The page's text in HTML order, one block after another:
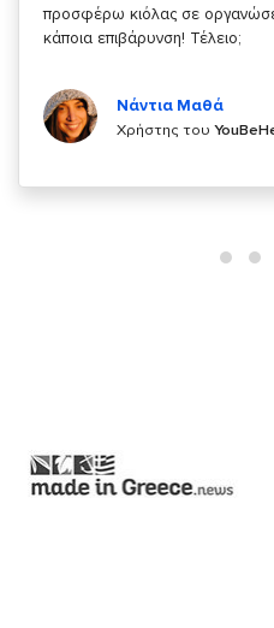
κάτι!
Χρήστης του